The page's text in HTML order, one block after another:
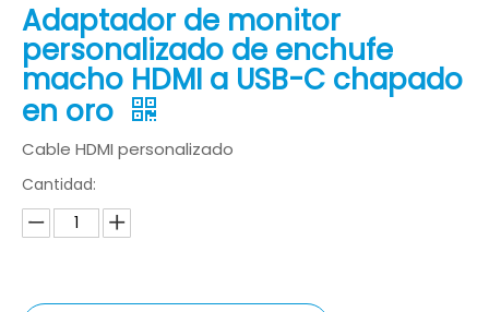
Adaptador de monitor
personalizado de enchufe
macho HDMI a USB-C chapado
en oro
Cable HDMI personalizado
Cantidad: